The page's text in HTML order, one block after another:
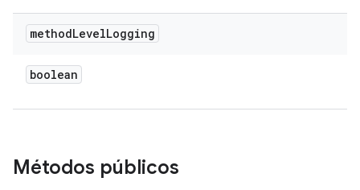
methodLevelLogging
boolean
Métodos públicos